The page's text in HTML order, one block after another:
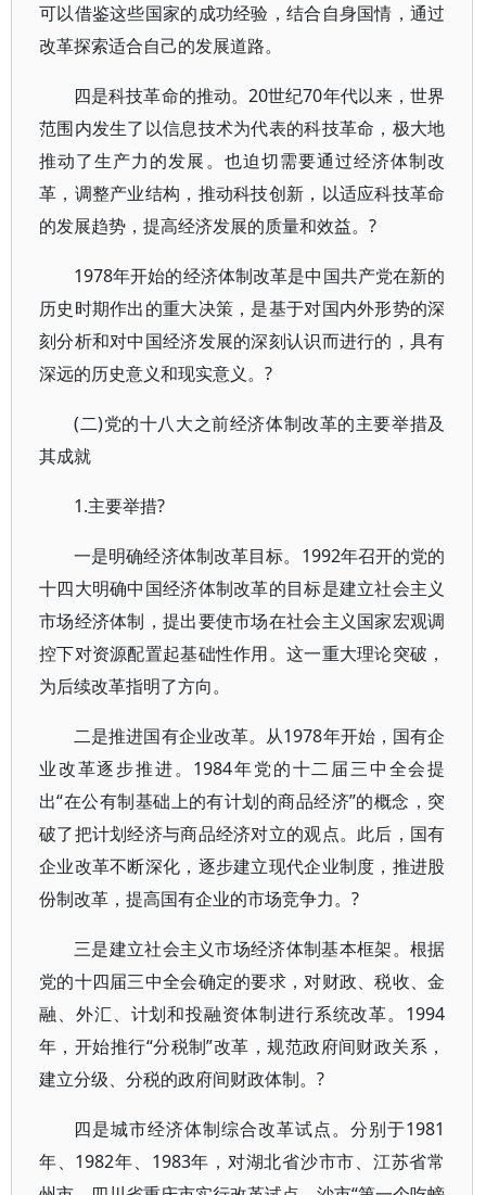
可以借鉴这些国家的成功经验，结合自身国情，通过
改革探索适合自己的发展道路。
四是科技革命的推动。20世纪70年代以来，世界
范围内发生了以信息技术为代表的科技革命，极大地
推动了生产力的发展。也迫切需要通过经济体制改
革，调整产业结构，推动科技创新，以适应科技革命
的发展趋势，提高经济发展的质量和效益。?
1978年开始的经济体制改革是中国共产党在新的
历史时期作出的重大决策，是基于对国内外形势的深
刻分析和对中国经济发展的深刻认识而进行的，具有
深远的历史意义和现实意义。?
(二)党的十八大之前经济体制改革的主要举措及
其成就
1.主要举措?
一是明确经济体制改革目标。1992年召开的党的
十四大明确中国经济体制改革的目标是建立社会主义
市场经济体制，提出要使市场在社会主义国家宏观调
控下对资源配置起基础性作用。这一重大理论突破，
为后续改革指明了方向。
二是推进国有企业改革。从1978年开始，国有企
业改革逐步推进。1984年党的十二届三中全会提
出“在公有制基础上的有计划的商品经济”的概念，突
破了把计划经济与商品经济对立的观点。此后，国有
企业改革不断深化，逐步建立现代企业制度，推进股
份制改革，提高国有企业的市场竞争力。?
三是建立社会主义市场经济体制基本框架。根据
党的十四届三中全会确定的要求，对财政、税收、金
融、外汇、计划和投融资体制进行系统改革。1994
年，开始推行“分税制”改革，规范政府间财政关系，
建立分级、分税的政府间财政体制。?
四是城市经济体制综合改革试点。分别于1981
年、1982年、1983年，对湖北省沙市市、江苏省常